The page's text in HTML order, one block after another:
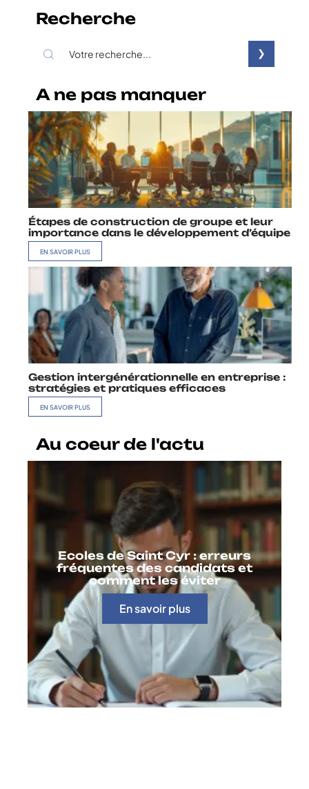
Recherche
A ne pas manquer
Étapes de construction de groupe et leur
importance dans le développement d’équipe
EN SAVOIR PLUS
Gestion intergénérationnelle en entreprise :
stratégies et pratiques efficaces
EN SAVOIR PLUS
Au coeur de l'actu
Ecoles de Saint Cyr : erreurs
fréquentes des candidats et
comment les éviter
En savoir plus